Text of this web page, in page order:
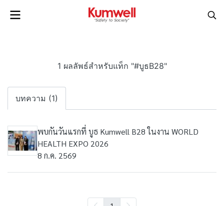
1 ผลลัพธ์สำหรับแท็ก "#บูธB28"
บทความ (1)
พบกันวันแรกที่ บูธ Kumwell B28 ในงาน WORLD
HEALTH EXPO 2026
8 ก.ค. 2569